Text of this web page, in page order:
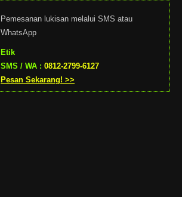
Pemesanan lukisan melalui SMS atau
WhatsApp
Etik
SMS / WA : 0812-2799-6127
Pesan Sekarang! >>